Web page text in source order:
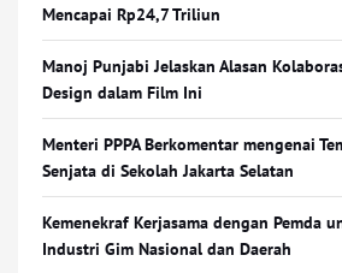
Mencapai Rp24,7 Triliun
Manoj Punjabi Jelaskan Alasan
Design dalam Film Ini
Menteri PPPA Berkomentar mengenai
Senjata di Sekolah Jakarta Selatan
Kemenekraf Kerjasama dengan Pemda
Industri Gim Nasional dan Daerah